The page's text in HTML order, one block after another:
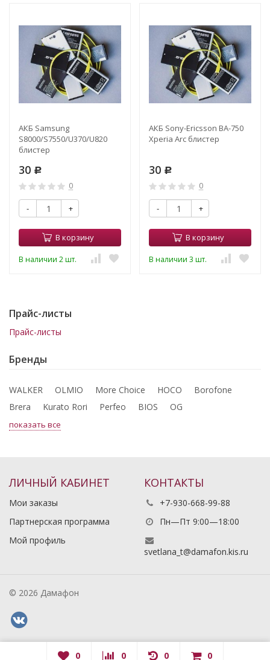
АКБ Samsung
S8000/S7550/U370/U820
блистер
30 Р
0
- +
В корзину
В наличии 2 шт.
АКБ Sony-Ericsson BA-750
Xperia Arc блистер
30 Р
0
- +
В корзину
В наличии 3 шт.
Прайс-листы
Прайс-листы
Бренды
WALKER OLMIO More Choice HOCO
Borofone
Brera
Kurato Rori Perfeo BIOS OG
показать все
ЛИЧНЫЙ КАБИНЕТ
Мои заказы
Партнерская программа
Мой профиль
КОНТАКТЫ
+7-930-668-99-88
Пн—Пт 9:00—18:00
svetlana_t@damafon.kis.ru
© 2026 Дамафон
0 0 0 0